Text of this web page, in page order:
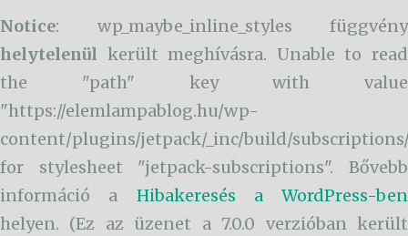
Notice: wp_maybe_inline_styles függvény
helytelenül került meghívásra. Unable to read
the "path" key with value
"https://elemlampablog.hu/wp-
content/plugins/jetpack/_inc/build/
for stylesheet "jetpack-subscriptions". Bővebb
információ a Hibakeresés a WordPress-ben
helyen. (Ez az üzenet a 7.0.0 verzióban került